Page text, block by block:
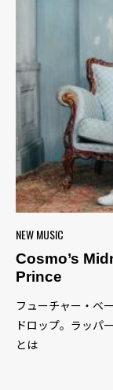
NEW MUSIC
Cosmo’s
Prince
フューチャー・ベ
ドロップ。ラッパ
とは